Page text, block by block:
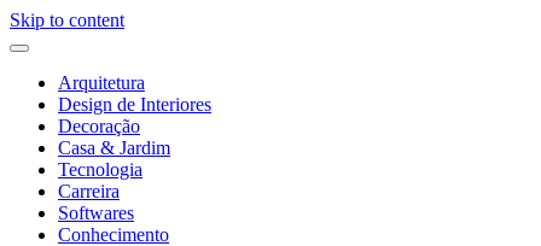
Skip to content
Arquitetura
Design de Interiores
Decoração
Casa & Jardim
Tecnologia
Carreira
Softwares
Conhecimento